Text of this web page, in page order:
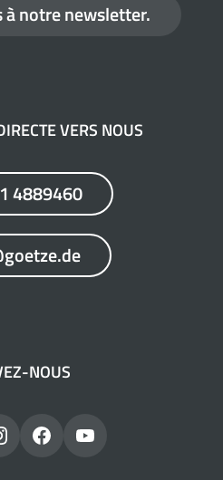
notre newsletter.
VERS NOUS
4889460
NOUS